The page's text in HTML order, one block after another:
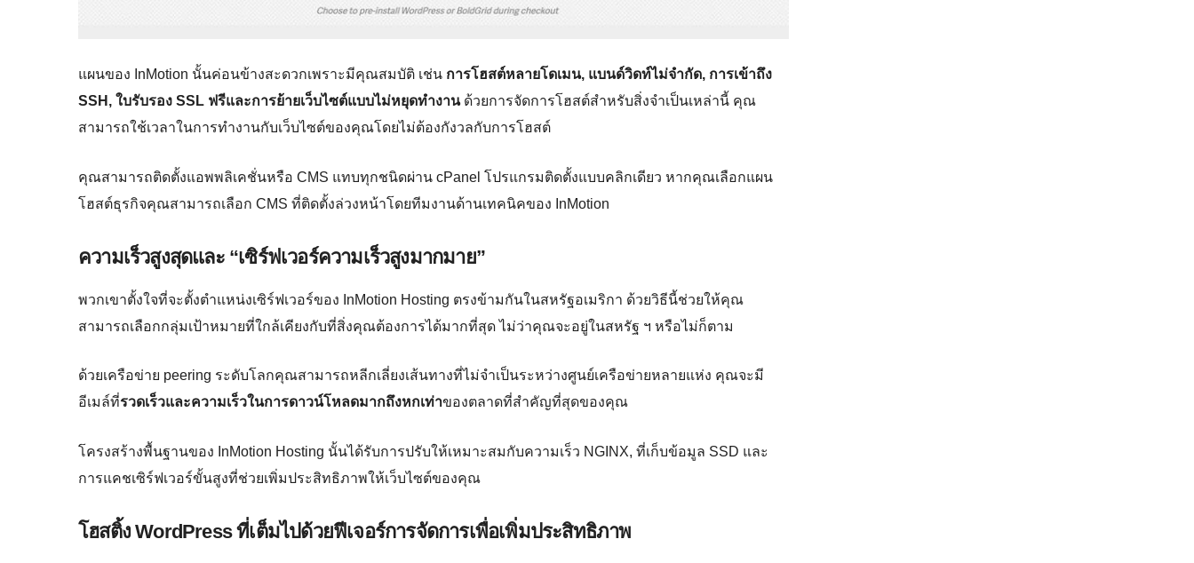
แผนของ InMotion นั้นค่อนข้างสะดวกเพราะมีคุณสมบัติ เช่น การโฮสต์หลายโดเมน, แบนด์วิดท์ไม่จำกัด, การเข้าถึง
SSH, ใบรับรอง SSL ฟรีและการย้ายเว็บไซต์แบบไม่หยุดทำงาน ด้วยการจัดการโฮสต์สำหรับสิ่งจำเป็นเหล่านี้ คุณ
สามารถใช้เวลาในการทำงานกับเว็บไซต์ของคุณโดยไม่ต้องกังวลกับการโฮสต์
คุณสามารถติดตั้งแอพพลิเคชั่นหรือ CMS แทบทุกชนิดผ่าน cPanel โปรแกรมติดตั้งแบบคลิกเดียว หากคุณเลือกแผน
โฮสต์ธุรกิจคุณสามารถเลือก CMS ที่ติดตั้งล่วงหน้าโดยทีมงานด้านเทคนิคของ InMotion
ความเร็วสูงสุดและ “เซิร์ฟเวอร์ความเร็วสูงมากมาย”
พวกเขาตั้งใจที่จะตั้งตำแหน่งเซิร์ฟเวอร์ของ InMotion Hosting ตรงข้ามกันในสหรัฐอเมริกา ด้วยวิธีนี้ช่วยให้คุณ
สามารถเลือกกลุ่มเป้าหมายที่ใกล้เคียงกับที่สิ่งคุณต้องการได้มากที่สุด ไม่ว่าคุณจะอยู่ในสหรัฐ ฯ หรือไม่ก็ตาม
ด้วยเครือข่าย peering ระดับโลกคุณสามารถหลีกเลี่ยงเส้นทางที่ไม่จำเป็นระหว่างศูนย์เครือข่ายหลายแห่ง คุณจะมี
อีเมล์ที่รวดเร็วและความเร็วในการดาวน์โหลดมากถึงหกเท่าของตลาดที่สำคัญที่สุดของคุณ
โครงสร้างพื้นฐานของ InMotion Hosting นั้นได้รับการปรับให้เหมาะสมกับความเร็ว NGINX, ที่เก็บข้อมูล SSD และ
การแคชเซิร์ฟเวอร์ขั้นสูงที่ช่วยเพิ่มประสิทธิภาพให้เว็บไซต์ของคุณ
โฮสติ้ง WordPress ที่เต็มไปด้วยฟีเจอร์การจัดการเพื่อเพิ่มประสิทธิภาพ